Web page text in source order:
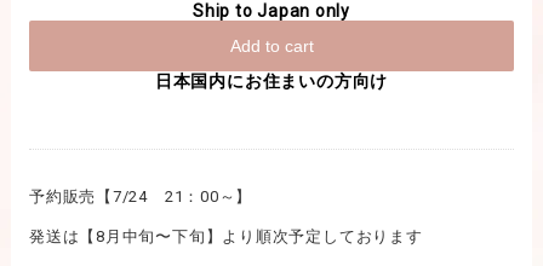
Ship to Japan only
Add to cart
日本国内にお住まいの方向け
予約販売【7/24 21：00～】
発送は【8月中旬〜下旬】より順次予定しております